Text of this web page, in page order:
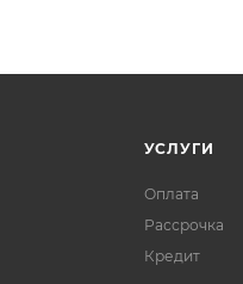
УСЛУГИ
Оплата
Рассрочка
Кредит